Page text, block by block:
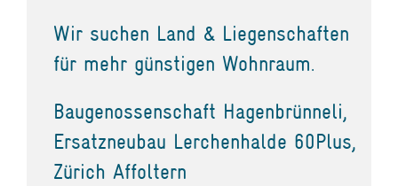
Wir suchen Land & Liegenschaften
für mehr günstigen Wohnraum.
Baugenossenschaft Hagenbrünneli,
Ersatzneubau Lerchenhalde 60Plus,
Zürich Affoltern